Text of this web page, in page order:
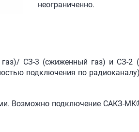
неограниченно.
СЗ-3 (сжиженный газ) и СЗ-2
подключения по
Возможно подключение САКЗ-